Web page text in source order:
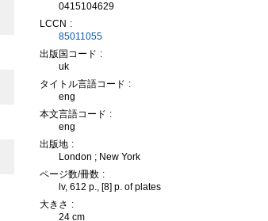
0415104629
LCCN
85011055
出版国コード
uk
タイトル言語コード
eng
本文言語コード
eng
出版地
London ; New York
ページ数/冊数
lv, 612 p., [8] p. of plates
大きさ
24 cm